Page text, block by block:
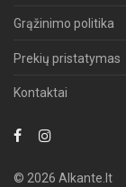
Grąžinimo politika
Prekių pristatymas
Kontaktai
© 2026 Alkante.lt